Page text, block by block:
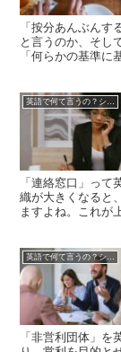
「按分あんぶん
と言うのか、そし
「何らかの基準に
英語で何て言うの？シリーズ
「連絡窓口」っ
織が大きくなると
ますよね。これが
「非営利団体」を